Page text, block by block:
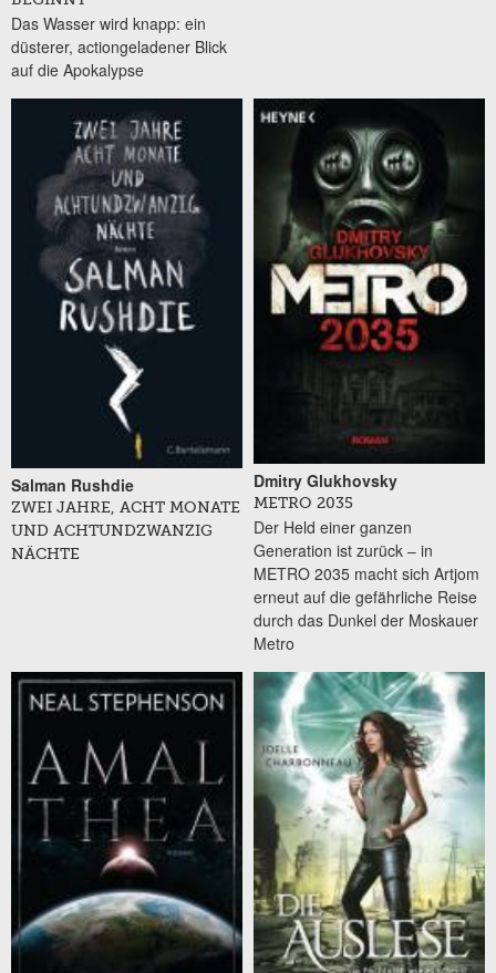
Das Wasser wird knapp: ein
düsterer, actiongeladener Blick
auf die Apokalypse
Salman Rushdie
ZWEI JAHRE, ACHT MONATE
UND ACHTUNDZWANZIG
NÄCHTE
Dmitry Glukhovsky
METRO 2035
Der Held einer ganzen
Generation ist zurück – in
METRO 2035 macht sich Artjom
erneut auf die gefährliche Reise
durch das Dunkel der Moskauer
Metro